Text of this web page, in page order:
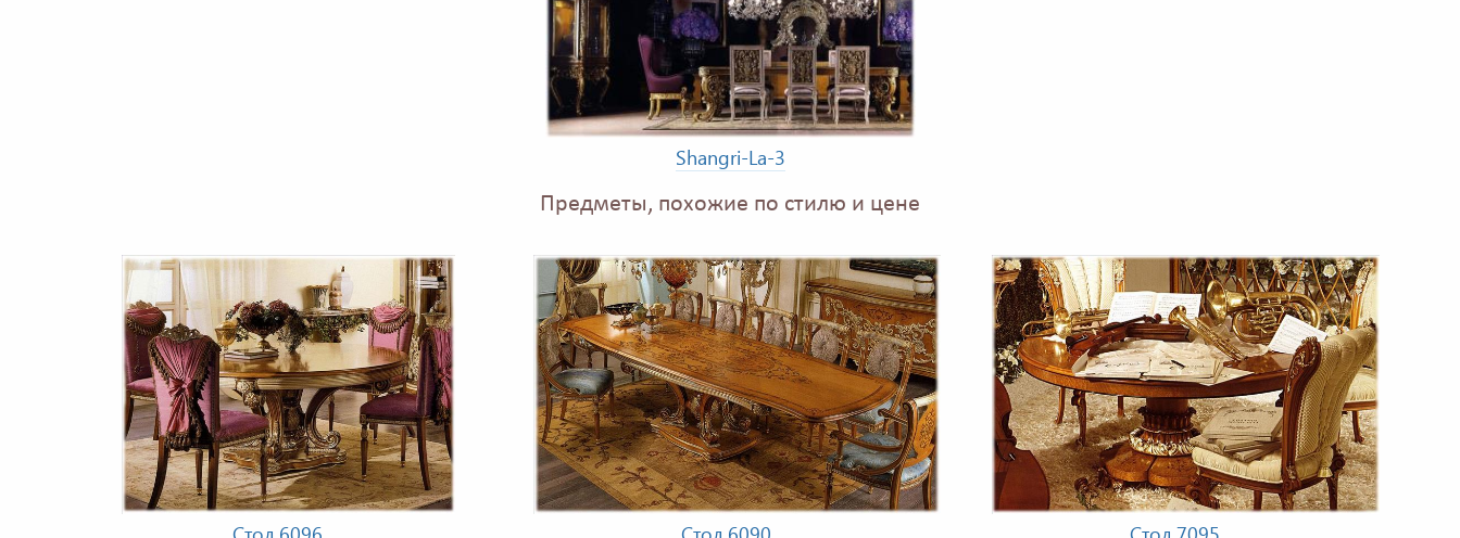
Shangri-La-3
Предметы, похожие по стилю и цене